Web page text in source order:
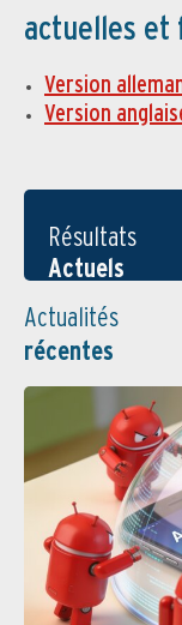
actuelles et
Version
Version
Résultats
Actuels
Actualités
récentes